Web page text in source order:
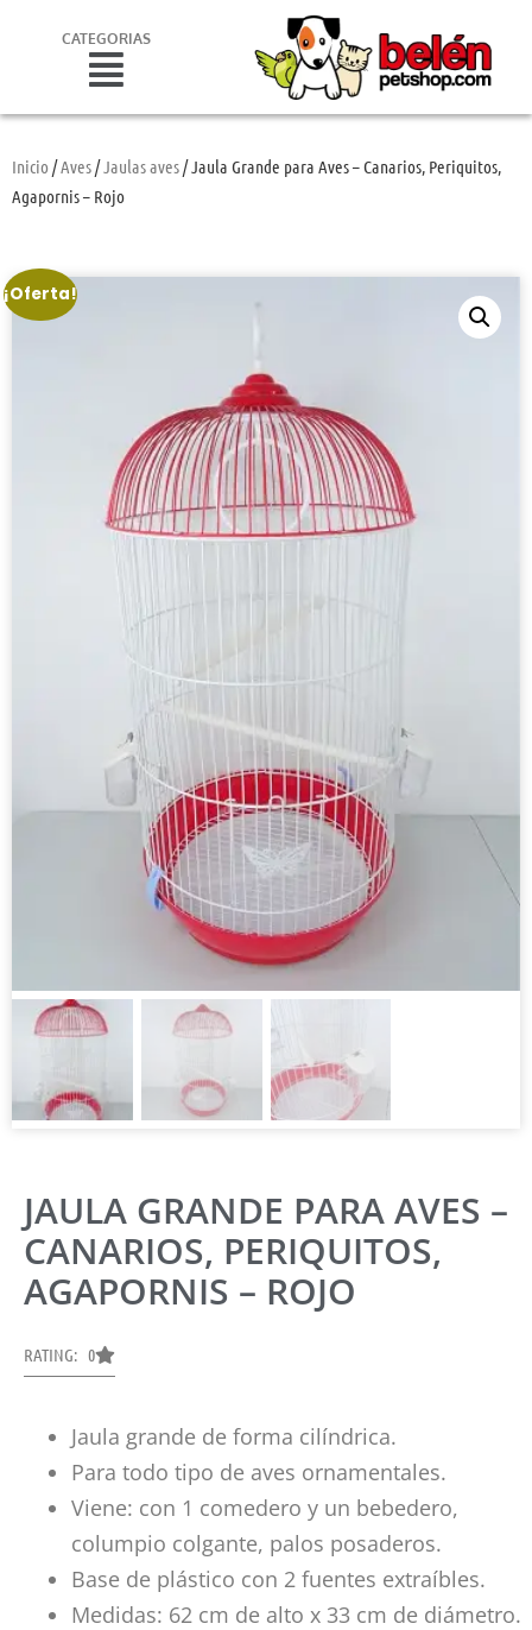
CATEGORIAS
Inicio /Aves/Jaulas aves/ Jaula Grande para Aves – Canarios, Periquitos,
Agapornis – Rojo
¡Oferta!
JAULA GRANDE PARA AVES –
CANARIOS, PERIQUITOS,
AGAPORNIS – ROJO
RATING: 0
Jaula grande de forma cilíndrica.
Para todo tipo de aves ornamentales.
Viene: con 1 comedero y un bebedero,
columpio colgante, palos posaderos.
Base de plástico con 2 fuentes extraíbles.
Medidas: 62 cm de alto x 33 cm de diámetro.